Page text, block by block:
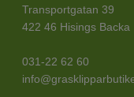
Transportgatan 39
422 46 Hisings Backa
031-22 62 60